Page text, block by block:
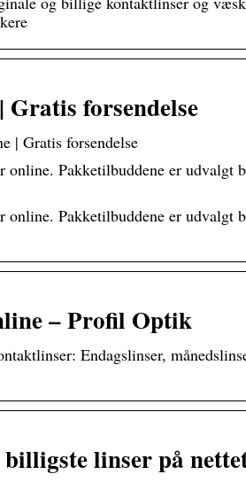
forsendelse
| Gratis forsendelse
Pakketilbuddene er udvalgt
Pakketilbuddene er udvalgt
– Profil Optik
Endagslinser,
linser på